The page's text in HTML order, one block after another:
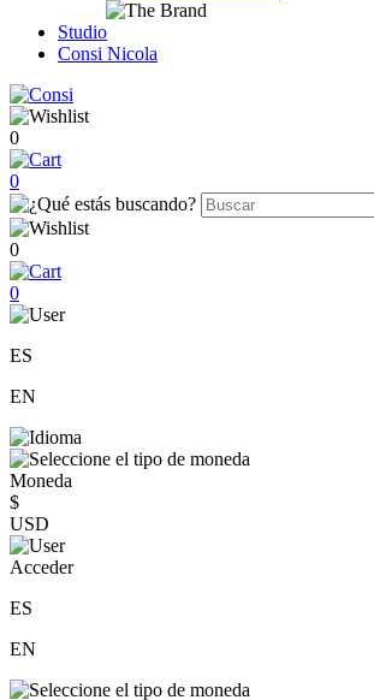
Studio
Consi Nicola
0
0
0
0
ES
EN
Moneda
$
USD
Acceder
ES
EN